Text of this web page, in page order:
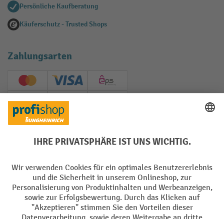
Persönliche Kaufberatung
Käuferschutz - Trusted Shops
Zahlungsarten
Creditcard (Master)Creditcard (Visa)
EPS
PayPal
Soziale Netzwerke
Impressum Datenschutz